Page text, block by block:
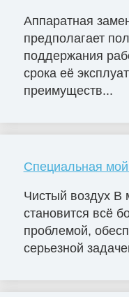
Аппаратная
предполагает
поддержания
срока её
преимуществ...
Специальная
Чистый воздух В
становится всё
проблемой,
серьезной